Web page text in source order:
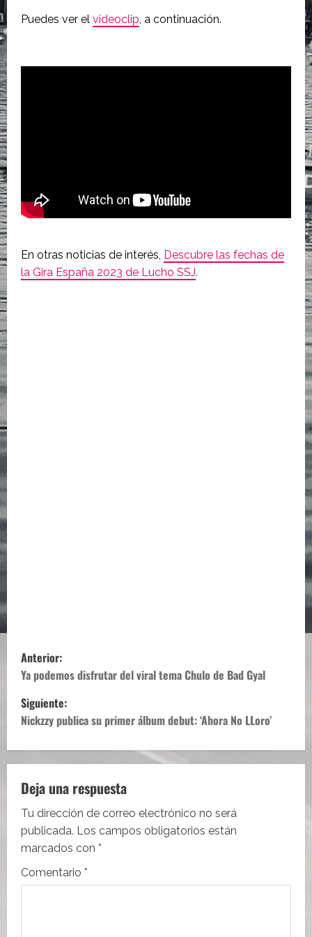
Puedes ver el videoclip, a continuación.
En otras noticias de interés, Descubre las fechas de
la Gira España 2023 de Lucho SSJ.
N
a
v
g
a
c
i
ó
Anterior:
Ya podemos disfrutar del viral tema Chulo de Bad Gyal
Siguiente:
Nickzzy publica su primer álbum debut: ‘Ahora No LLoro’
Deja una respuesta
Tu dirección de correo electrónico no será
publicada. Los campos obligatorios están
marcados con *
Comentario *